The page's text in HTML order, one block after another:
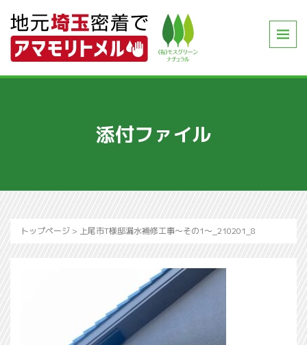
添付ファイル
トップページ > 上尾市T様邸漏水補修工事～その1～_210201_8